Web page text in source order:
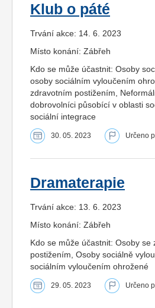
Klub o páté
Trvání akce: 14. 6. 2023
Místo konání: Zábřeh
Kdo se může účastnit: Osoby
osoby sociálním vyloučením
zdravotním postižením,
dobrovolníci působící v oblasti
sociální integrace
30. 05. 2023 Určeno
Dramaterapie
Trvání akce: 13. 6. 2023
Místo konání: Zábřeh
Kdo se může účastnit: Osoby se
postižením, Osoby sociálně
sociálním vyloučením ohrožené
29. 05. 2023 Určeno